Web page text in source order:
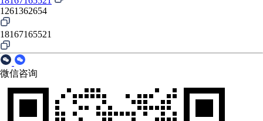
1261362654
18167165521
微信咨询